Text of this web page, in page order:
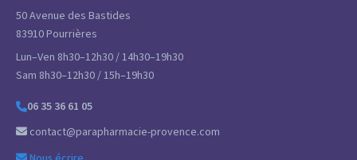
50 Avenue des Bastides
83910 Pourrières
Lun–Ven 8h30–12h30 / 14h30–19h30
Sam 8h30–12h30 / 15h–19h30
06 35 36 61 05
contact@parapharmacie-provence.com